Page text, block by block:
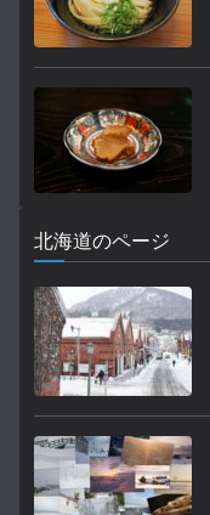
北海道のページ